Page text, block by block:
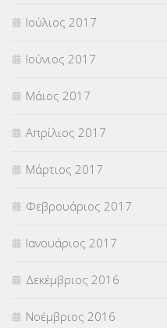
Ιούλιος 2017
Ιούνιος 2017
Μάιος 2017
Απρίλιος 2017
Μάρτιος 2017
Φεβρουάριος 2017
Ιανουάριος 2017
Δεκέμβριος 2016
Νοέμβριος 2016